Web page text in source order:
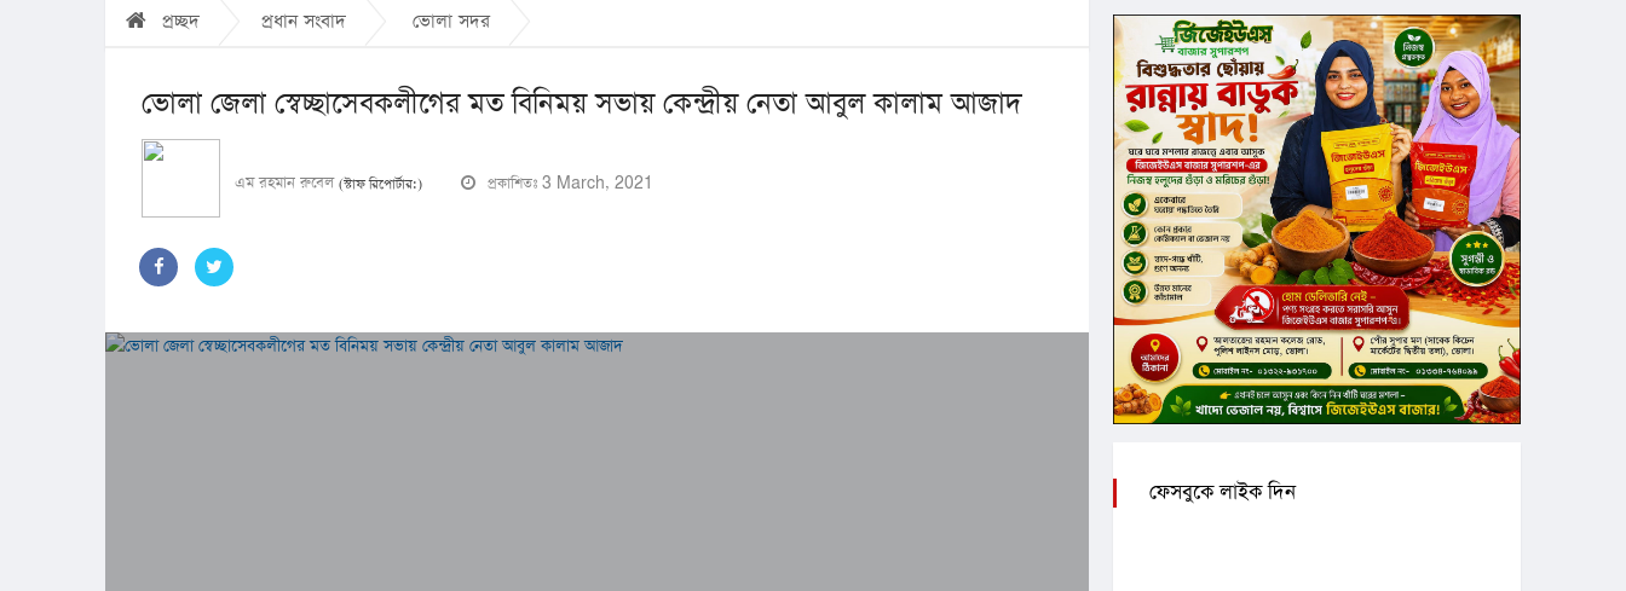
প্রচ্ছদ প্রধান সংবাদ ভোলা সদর
ভোলা জেলা স্বেচ্ছাসেবকলীগের মত বিনিময় সভায় কেন্দ্রীয় নেতা আবুল কালাম আজাদ
এম রহমান রুবেল (স্টাফ রিপোর্টার:) প্রকাশিতঃ 3 March, 2021
ফেসবুকে লাইক দিন